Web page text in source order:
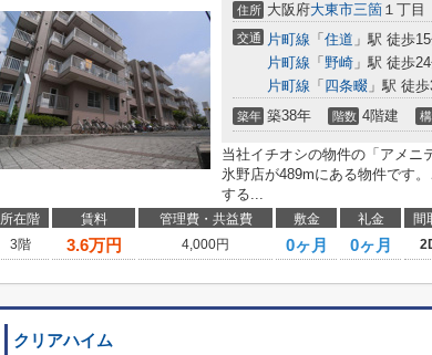
住所 大阪府大東市三箇 １丁目
交通 片町線 「 住道 」駅 徒歩
片町線 「 野崎 」駅 徒歩
片町線 「 四条畷 」駅 徒
築年 築38年 階数 4階建
当社イチオシの物件の「アメニ
氷野店が489mにある物件です
する...
所在階 賃料 管理費・共益費 敷金 礼金 間
3階
3.6万円 4,000円 0ヶ月 0ヶ月
クリアハイム